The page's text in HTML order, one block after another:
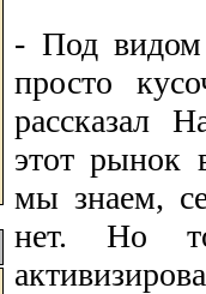
- Под видом
просто
рассказал
этот рынок
мы знаем,
нет. Но